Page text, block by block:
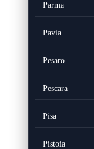
Parma
Pavia
Pesaro
Pescara
Pisa
Pistoia